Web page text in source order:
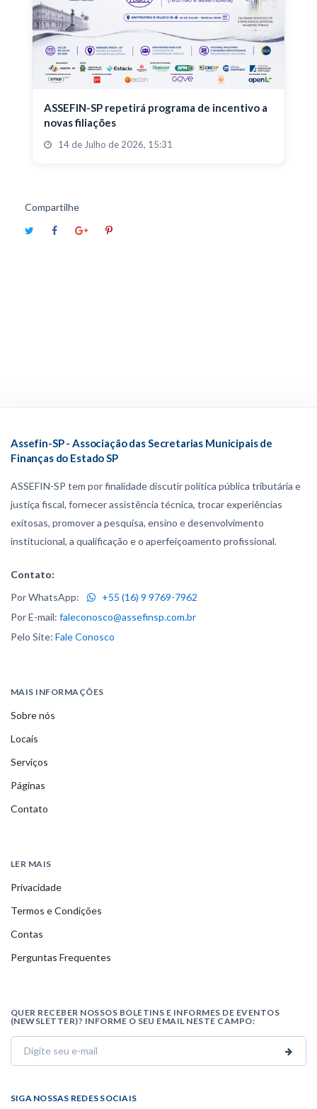
ASSEFIN-SP repetirá programa de incentivo a
novas filiações
14 de Julho de 2026, 15:31
Compartilhe
Assefin-SP - Associação das Secretarias Municipais de
Finanças do Estado SP
ASSEFIN-SP tem por finalidade discutir política pública tributária e
justiça fiscal, fornecer assistência técnica, trocar experiências
exitosas, promover a pesquisa, ensino e desenvolvimento
institucional, a qualificação e o aperfeiçoamento profissional.
Contato:
Por WhatsApp:
+55 (16) 9 9769-7962
Por E-mail: faleconosco@assefinsp.com.br
Pelo Site: Fale Conosco
MAIS INFORMAÇÕES
Sobre nós
Locais
Serviços
Páginas
Contato
LER MAIS
Privacidade
Termos e Condições
Contas
Perguntas Frequentes
QUER RECEBER NOSSOS BOLETINS E INFORMES DE EVENTOS
(NEWSLETTER)? INFORME O SEU EMAIL NESTE CAMPO:
SIGA NOSSAS REDES SOCIAIS